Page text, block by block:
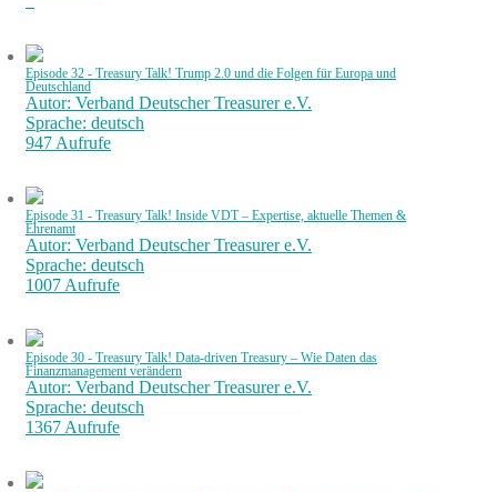
Episode 32 - Treasury Talk! Trump 2.0 und die Folgen für Europa und
Deutschland
Autor: Verband Deutscher Treasurer e.V.
Sprache: deutsch
947 Aufrufe
Episode 31 - Treasury Talk! Inside VDT – Expertise, aktuelle Themen &
Ehrenamt
Autor: Verband Deutscher Treasurer e.V.
Sprache: deutsch
1007 Aufrufe
Episode 30 - Treasury Talk! Data-driven Treasury – Wie Daten das
Finanzmanagement verändern
Autor: Verband Deutscher Treasurer e.V.
Sprache: deutsch
1367 Aufrufe